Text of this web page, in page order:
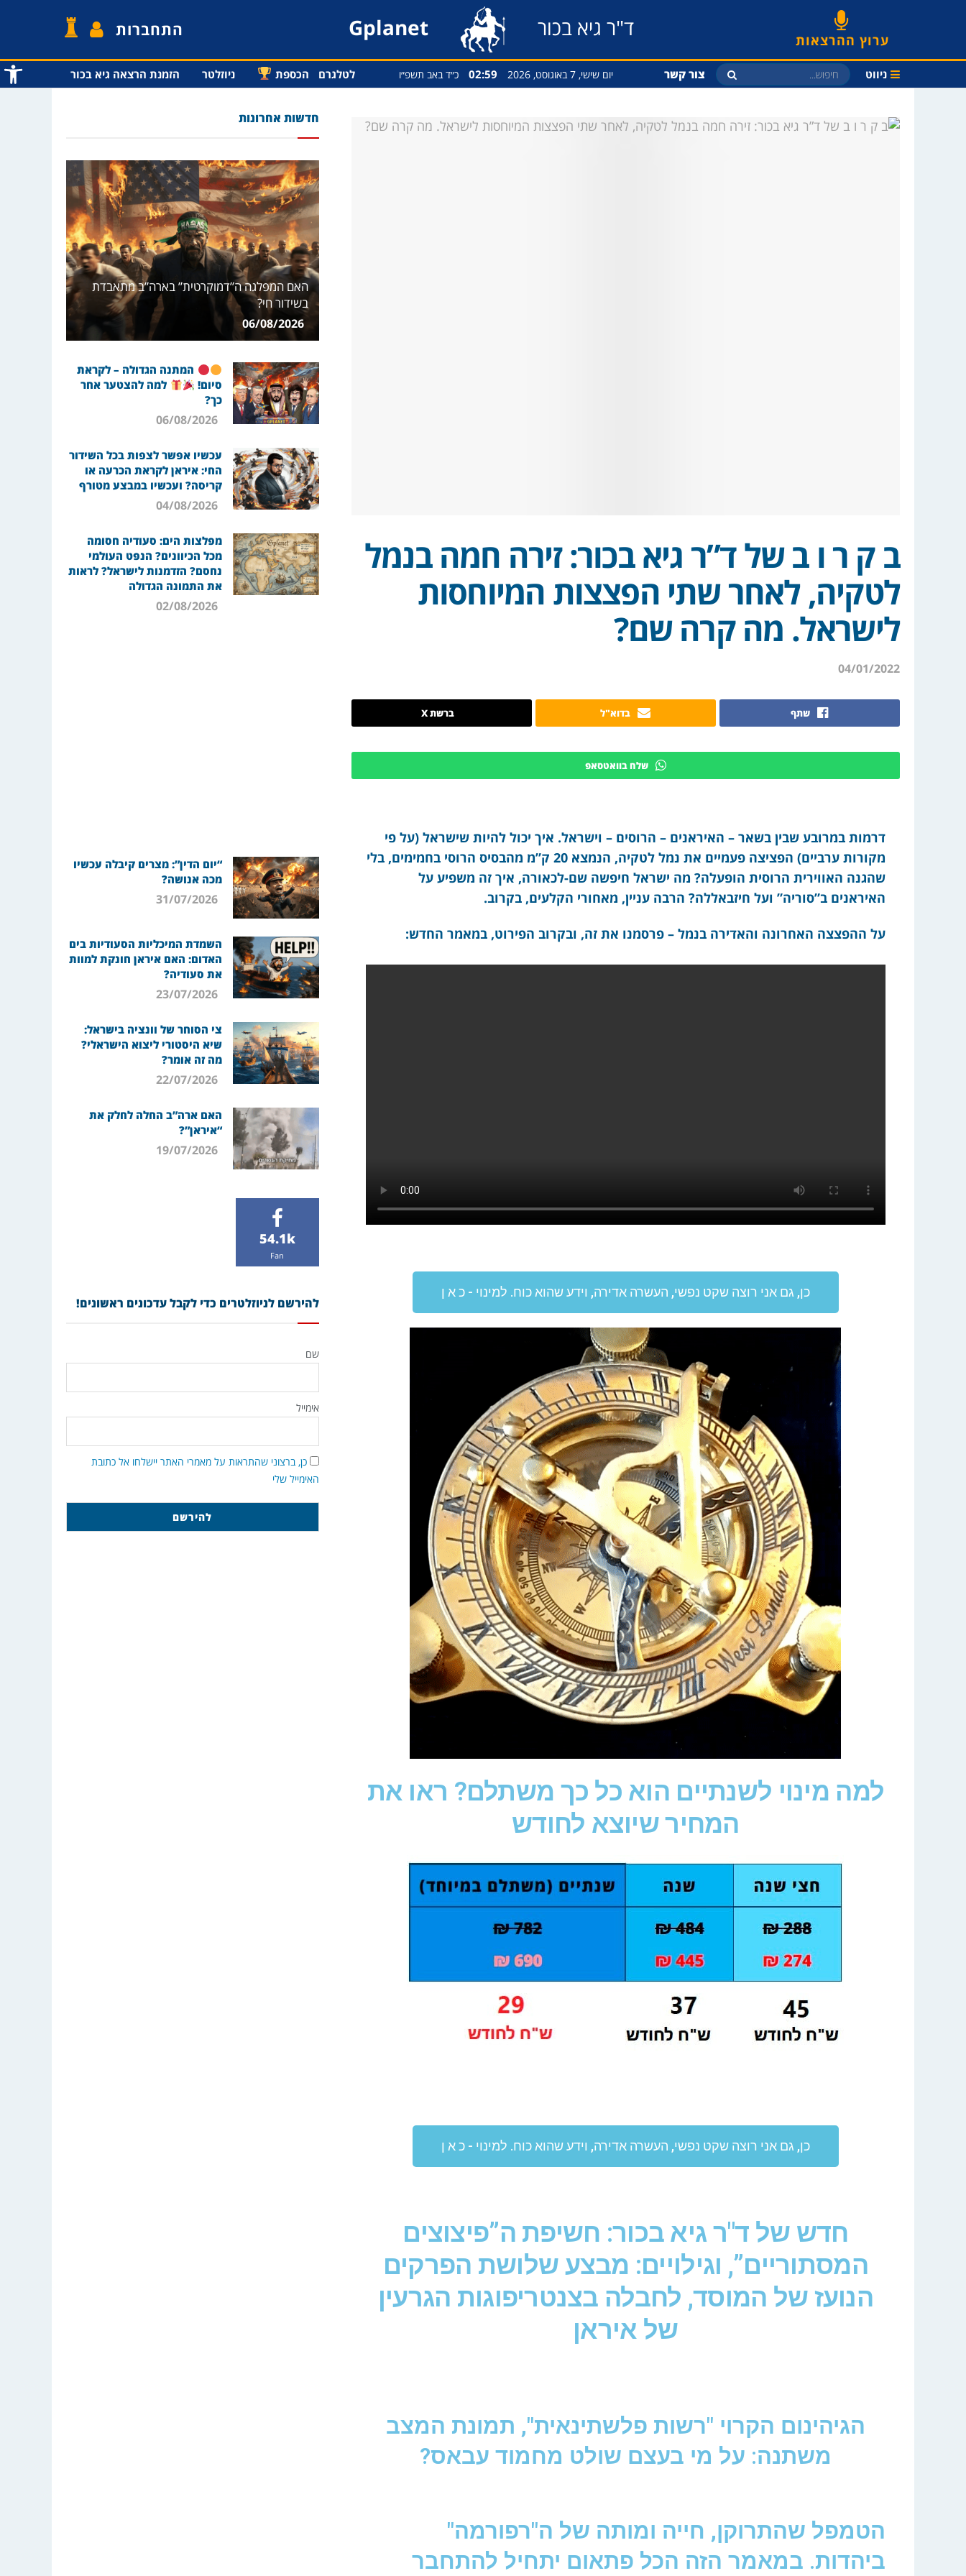
פתח
ערוץ ההרצאות ד"ר גיא בכור Gplanet התחברות
ניווט צור קשר יום שישי, 7 באוגוסט, 2026 02:59 כ״ד באב תשפ״ו לטלגרם הכספת ניוזלטר הזמנת הרצאה גיא בכור
ב ק ר ו ב של ד”ר גיא בכור: זירה חמה בנמל
לטקיה, לאחר שתי הפצצות המיוחסות
לישראל. מה קרה שם?
04/01/2022
שתף בדוא"ל ברשת X
שלח בוואטסאפ
דרמות במרובע שבין בשאר – האיראנים – הרוסים – וישראל. איך יכול להיות שישראל (על פי
מקורות ערביים) הפציצה פעמיים את נמל לטקיה, הנמצא 20 ק”מ מהבסיס הרוסי בחמימים, בלי
שהגנה האווירית הרוסית הופעלה? מה ישראל חיפשה שם-לכאורה, איך זה משפיע על
האיראנים ב”סוריה” ועל חיזבאללה? הרבה עניין, מאחורי הקלעים, בקרוב.
על ההפצצה האחרונה והאדירה בנמל – פרסמנו את זה, ובקרוב הפירוט, במאמר החדש:
כן, גם אני רוצה שקט נפשי, העשרה אדירה, וידע שהוא כוח. למינוי - כ א ן
למה מינוי לשנתיים הוא כל כך משתלם? ראו את
המחיר שיוצא לחודש
כן, גם אני רוצה שקט נפשי, העשרה אדירה, וידע שהוא כוח. למינוי - כ א ן
חדש של ד"ר גיא בכור: חשיפת ה”פיצוצים
המסתוריים”, וגילויים: מבצע שלושת הפרקים
הנועז של המוסד, לחבלה בצנטריפוגות הגרעין
של איראן
הגיהינום הקרוי "רשות פלשתינאית", תמונת המצב
משתנה: על מי בעצם שולט מחמוד עבאס?
הטמפל שהתרוקן, חייה ומותה של ה"רפורמה"
ביהדות. במאמר הזה הכל פתאום יתחיל להתחבר
חדשות אחרונות
האם המפלגה ה”דמוקרטית” בארה”ב מתאבדת
בשידור חי?
06/08/2026
המתנה הגדולה – לקראת
סיום!
למה להצטער אחר
כך?
06/08/2026
עכשיו אפשר לצפות בכל השידור
החי: איראן לקראת הכרעה או
קריסה? ועכשיו במבצע מטורף
04/08/2026
מפלצות הים: סעודיה חסומה
מכל הכיוונים? הנפט העולמי
נחסם? הזדמנות לישראל? לראות
את התמונה הגדולה
02/08/2026
“יום הדין”: מצרים קיבלה עכשיו
מכה אנושה?
31/07/2026
השמדת המיכליות הסעודיות בים
האדום: האם איראן חונקת למוות
את סעודיה?
23/07/2026
צי הסוחר של וונציה בישראל:
שיא היסטורי ליצוא הישראלי?
מה זה אומר?
22/07/2026
האם ארה”ב החלה לחלק את
“איראן”?
19/07/2026
54.1k
Fan
להירשם לניוזלטרים כדי לקבל עדכונים ראשונים!
שם
אימייל
כן, ברצוני שהתראות על מאמרי האתר יישלחו אל כתובת
האימייל שלי